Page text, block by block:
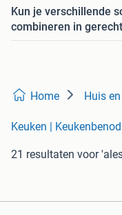
Kun je verschillende
combineren in
Home Huis
Keuken |
21 resultaten voor